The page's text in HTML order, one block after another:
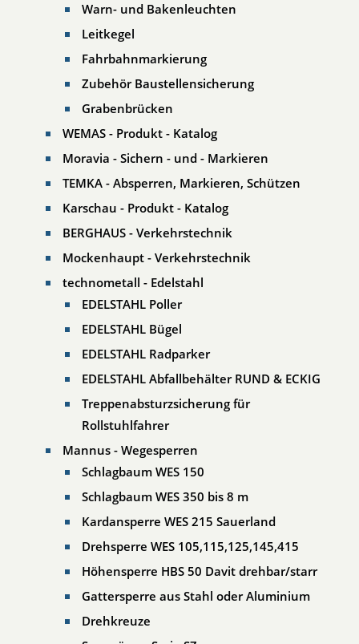
Warn- und Bakenleuchten
Leitkegel
Fahrbahnmarkierung
Zubehör Baustellensicherung
Grabenbrücken
WEMAS - Produkt - Katalog
Moravia - Sichern - und - Markieren
TEMKA - Absperren, Markieren, Schützen
Karschau - Produkt - Katalog
BERGHAUS - Verkehrstechnik
Mockenhaupt - Verkehrstechnik
technometall - Edelstahl
EDELSTAHL Poller
EDELSTAHL Bügel
EDELSTAHL Radparker
EDELSTAHL Abfallbehälter RUND & ECKIG
Treppenabsturzsicherung für
Rollstuhlfahrer
Mannus - Wegesperren
Schlagbaum WES 150
Schlagbaum WES 350 bis 8 m
Kardansperre WES 215 Sauerland
Drehsperre WES 105,115,125,145,415
Höhensperre HBS 50 Davit drehbar/starr
Gattersperre aus Stahl oder Aluminium
Drehkreuze